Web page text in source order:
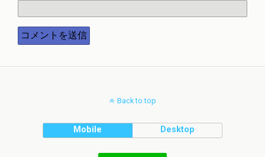
Back to top
Mobile Desktop